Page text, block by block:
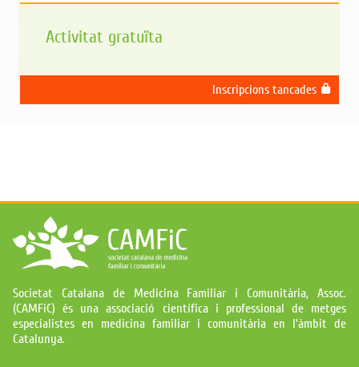
Activitat gratuïta
Inscripcions tancades
Societat Catalana de Medicina Familiar i Comunitària, Assoc.
(CAMFiC) és una associació científica i professional de metges
especialistes en medicina familiar i comunitària en l'àmbit de
Catalunya.